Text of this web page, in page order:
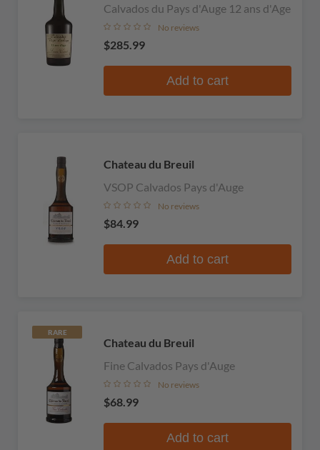
Calvados du Pays d'Auge 12 ans d'Age
No reviews
$285.99
Add to cart
Chateau du Breuil
VSOP Calvados Pays d'Auge
No reviews
$84.99
Add to cart
RARE
Chateau du Breuil
Fine Calvados Pays d'Auge
No reviews
$68.99
Add to cart